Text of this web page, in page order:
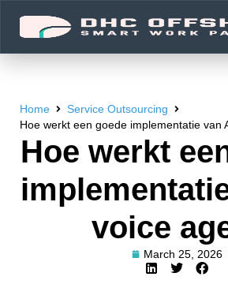
Home
Service Outsourcing
Hoe werkt een goede implementatie van
Hoe werkt
voice
March 25, 2026